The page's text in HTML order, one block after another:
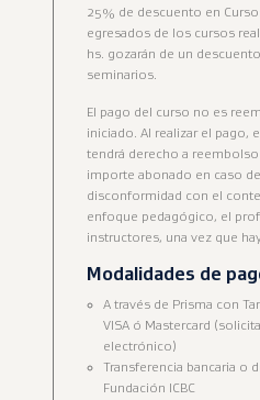
25% de descuento en
egresados de los cursos
hs. gozarán de un
seminarios.
El pago del curso no es
iniciado. Al realizar el pago,
tendrá derecho a
importe abonado en caso
disconformidad con el
enfoque pedagógico, el
instructores, una vez que
Modalidades de
A través de Prisma con
VISA ó Mastercard
electrónico)
Transferencia bancaria o
Fundación ICBC